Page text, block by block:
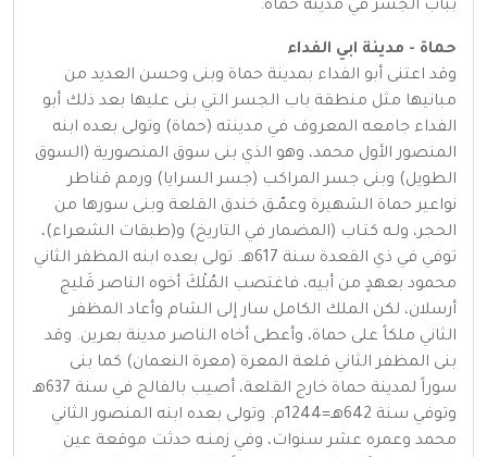
بباب الجسر في مدينة حماة.
حماة - مدينة ابي الفداء
وقد اعتنى أبو الفداء بمدينة حماة وبنى وحسن العديد من
مبانيها مثل منطقة باب الجسر التي بنى عليها بعد ذلك أبو
الفداء جامعه المعروف في مدينته (حماة) وتولى بعده ابنه
المنصور الأول محمد، وهو الذي بنى سوق المنصورية (السوق
الطويل) وبنى جسر المراكب (جسر السرايا) ورمم قناطر
نواعير حماة الشهيرة وعمّـق خندق القلعة وبنى سورها من
الحجر، ولـه كتـاب (المضمار في التاريخ) و(طبقات الشعراء)،
توفي في ذي القعدة سنة 617هـ. تولى بعده ابنه المظفر الثاني
محمود بعهدٍ من أبيه، فاغتصب المُلْكَ أخوه الناصر قَليج
أرسلان، لكن الملك الكامل سار إلى الشام وأعاد المظفر
الثاني ملكاً على حماة، وأعطى أخاه الناصر مدينة بعرين. وقد
بنى المظفر الثاني قلعة المعرة (معرة النعمان) كما بنى
سوراً لمدينة حماة خارج القلعة، أصيب بالفالج في سنة 637هـ
وتوفي سنة 642هـ=1244م. وتولى بعده ابنه المنصور الثاني
محمد وعمره عشر سنوات، وفي زمنـه حدثت موقعة عين